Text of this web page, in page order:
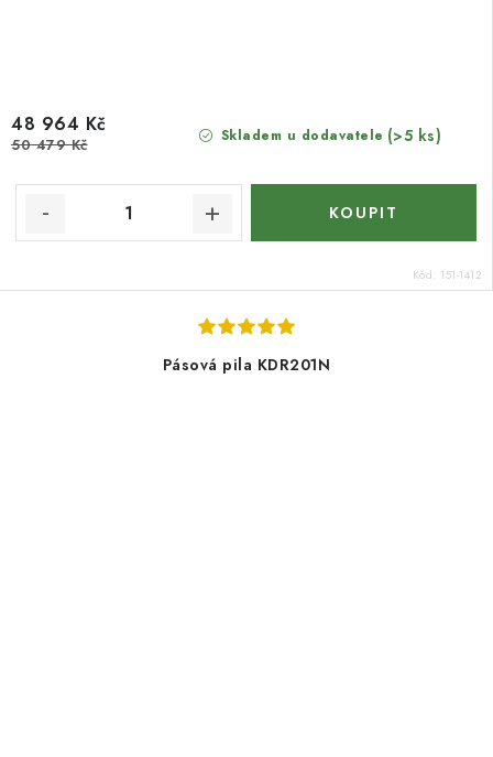
Skladem u dodavatele (>5 ks)
48 964 Kč
50 479 Kč
Kód: 151-1412
Pásová pila KDR201N